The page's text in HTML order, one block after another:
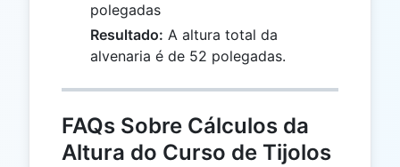
0,5
=
polegadas
Resultado: A altura total da
alvenaria é de 52 polegadas.
FAQs Sobre Cálculos da
Altura do Curso de Tijolos